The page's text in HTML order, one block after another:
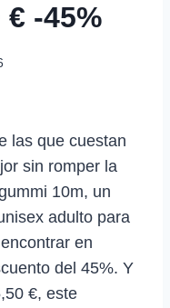
-45%
las que cuestan
sin romper la
10m, un
adulto para
en
del 45%. Y
€, este